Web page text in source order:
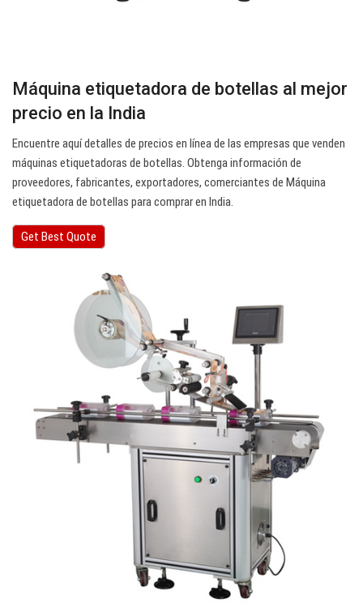
Máquina etiquetadora de botellas al mejor
precio en la India
Encuentre aquí detalles de precios en línea de las empresas que venden
máquinas etiquetadoras de botellas. Obtenga información de
proveedores, fabricantes, exportadores, comerciantes de Máquina
etiquetadora de botellas para comprar en India.
Get Best Quote